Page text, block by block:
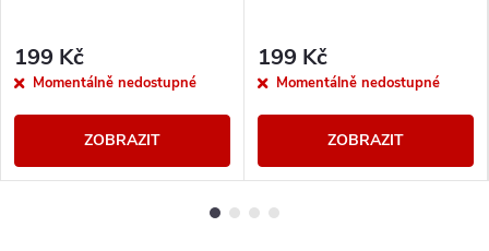
199 Kč
Momentálně nedostupné
ZOBRAZIT
199 Kč
Momentálně nedostupné
ZOBRAZIT